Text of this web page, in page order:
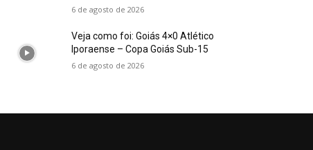
6 de agosto de 2026
Veja como foi: Goiás 4×0 Atlético
Iporaense – Copa Goiás Sub-15
6 de agosto de 2026